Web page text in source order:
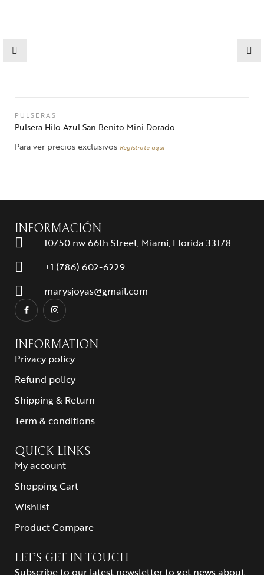
PULSERAS
Pulsera Hilo Azul San Benito Mini Dorado
Para ver precios exclusivos Regístrate aquí
INFORMACIÓN
10750 nw 66th Street, Miami, Florida 33178
+1 (786) 602-6229
marysjoyas@gmail.com
INFORMATION
Privacy policy
Refund policy
Shipping & Return
Term & conditions
QUICK LINKS
My account
Shopping Cart
Wishlist
Product Compare
LET’S GET IN TOUCH
Subscribe to our latest newsletter to get news about